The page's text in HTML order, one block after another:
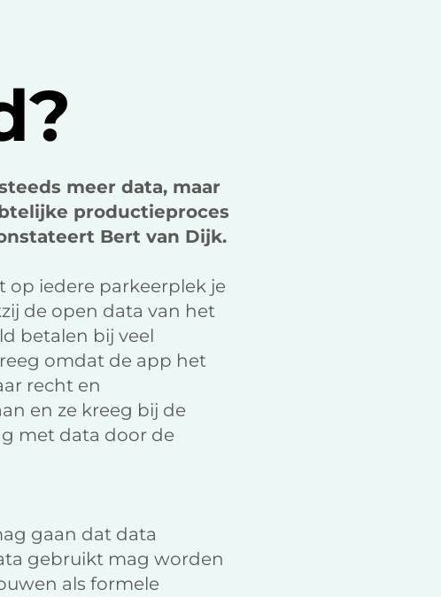
meer data, maar
productieproces
Bert van Dijk.
op iedere parkeerplek je
de open data van het
betalen bij veel
omdat de app het
recht en
en ze kreeg bij de
met data door de
gaan dat data
gebruikt mag worden
als formele